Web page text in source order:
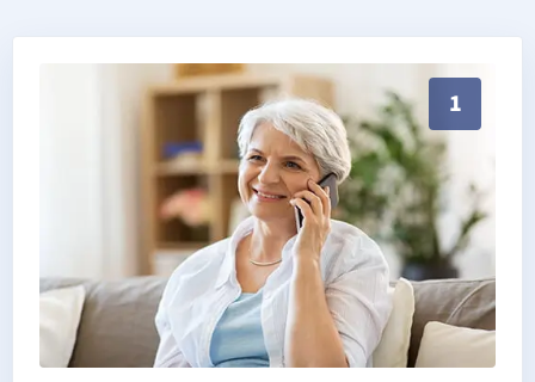
1
Persönliche Treppenlift-Beratung in Freienorla